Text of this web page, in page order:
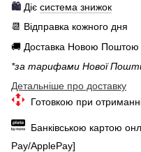
🛍️ Діє система знижок
📆 Відправка кожного дня
🚚 Доставка Новою Поштою
*за тарифами Нової
Детальніше про доставку
Готовкою при
Банківською картою
Pay/ApplePay]